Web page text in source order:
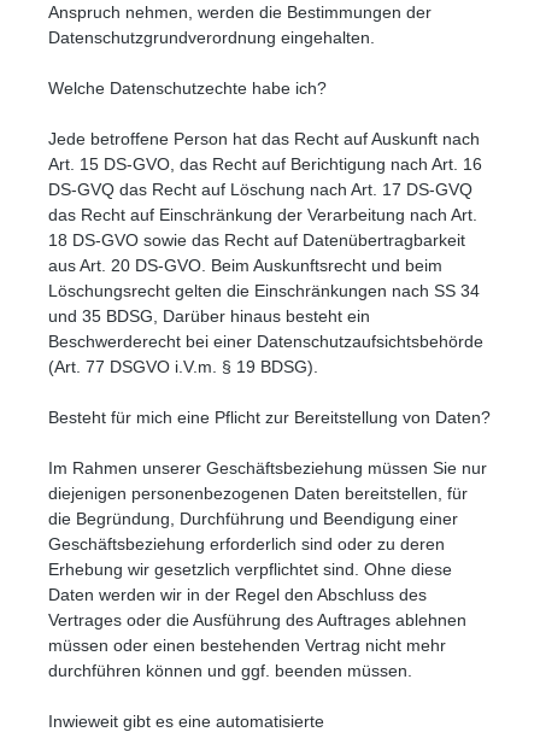
Anspruch nehmen, werden die Bestimmungen der
Datenschutzgrundverordnung eingehalten.
Welche Datenschutzechte habe ich?
Jede betroffene Person hat das Recht auf Auskunft nach
Art. 15 DS-GVO, das Recht auf Berichtigung nach Art. 16
DS-GVQ das Recht auf Löschung nach Art. 17 DS-GVQ
das Recht auf Einschränkung der Verarbeitung nach Art.
18 DS-GVO sowie das Recht auf Datenübertragbarkeit
aus Art. 20 DS-GVO. Beim Auskunftsrecht und beim
Löschungsrecht gelten die Einschränkungen nach SS 34
und 35 BDSG, Darüber hinaus besteht ein
Beschwerderecht bei einer Datenschutzaufsichtsbehörde
(Art. 77 DSGVO i.V.m. § 19 BDSG).
Besteht für mich eine Pflicht zur Bereitstellung von Daten?
Im Rahmen unserer Geschäftsbeziehung müssen Sie nur
diejenigen personenbezogenen Daten bereitstellen, für
die Begründung, Durchführung und Beendigung einer
Geschäftsbeziehung erforderlich sind oder zu deren
Erhebung wir gesetzlich verpflichtet sind. Ohne diese
Daten werden wir in der Regel den Abschluss des
Vertrages oder die Ausführung des Auftrages ablehnen
müssen oder einen bestehenden Vertrag nicht mehr
durchführen können und ggf. beenden müssen.
Inwieweit gibt es eine automatisierte